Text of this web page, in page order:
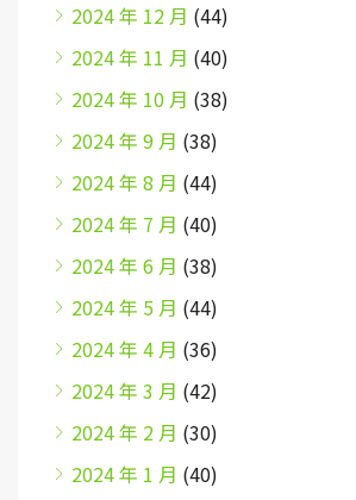
2024 年 12 月 (44)
2024 年 11 月 (40)
2024 年 10 月 (38)
2024 年 9 月 (38)
2024 年 8 月 (44)
2024 年 7 月 (40)
2024 年 6 月 (38)
2024 年 5 月 (44)
2024 年 4 月 (36)
2024 年 3 月 (42)
2024 年 2 月 (30)
2024 年 1 月 (40)